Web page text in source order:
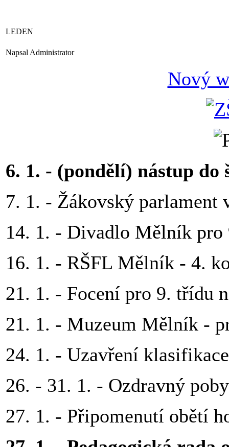
LEDEN
Napsal Administrator
Nový
6. 1. - (pondělí) nástup do
7. 1. - Žákovský parlament
14. 1. - Divadlo Mělník
16. 1. - RŠFL Mělník - 4.
21. 1. - Focení pro 9. třídu
21. 1. - Muzeum Mělník -
24. 1. - Uzavření
26. - 31. 1. - Ozdravný
27. 1. - Připomenutí obětí